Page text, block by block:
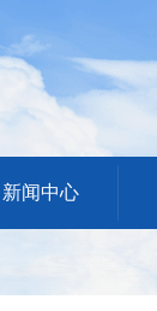
新闻中心